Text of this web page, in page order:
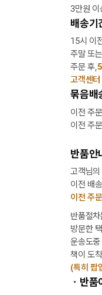
3만원 이
배송기
15시 이
주말 또
주문 후,
고객센
묶음배
이전 주
이전 주
반품안
고객님
이전 배
이전 주
반품절
방문한
운송도
책이 도
(특히 팝
ㆍ반